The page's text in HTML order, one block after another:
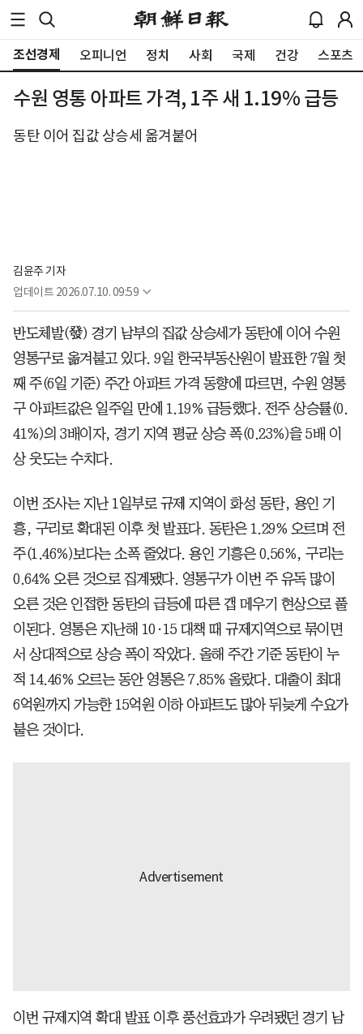
조선경제 오피니언 정치 사회 국제 건강 스포츠
수원 영통 아파트 가격, 1주 새 1.19% 급등
동탄 이어 집값 상승세 옮겨붙어
김윤주 기자
업데이트 2026.07.10. 09:59
반도체발(發) 경기 남부의 집값 상승세가 동탄에 이어 수원
영통구로 옮겨붙고 있다. 9일 한국부동산원이 발표한 7월 첫
째 주(6일 기준) 주간 아파트 가격 동향에 따르면, 수원 영통
구 아파트값은 일주일 만에 1.19% 급등했다. 전주 상승률(0.
41%)의 3배이자, 경기 지역 평균 상승 폭(0.23%)을 5배 이
상 웃도는 수치다.
이번 조사는 지난 1일부로 규제 지역이 화성 동탄, 용인 기
흥, 구리로 확대된 이후 첫 발표다. 동탄은 1.29% 오르며 전
주(1.46%)보다는 소폭 줄었다. 용인 기흥은 0.56%, 구리는
0.64% 오른 것으로 집계됐다. 영통구가 이번 주 유독 많이
오른 것은 인접한 동탄의 급등에 따른 갭 메우기 현상으로 풀
이된다. 영통은 지난해 10·15 대책 때 규제지역으로 묶이면
서 상대적으로 상승 폭이 작았다. 올해 주간 기준 동탄이 누
적 14.46% 오르는 동안 영통은 7.85% 올랐다. 대출이 최대
6억원까지 가능한 15억원 이하 아파트도 많아 뒤늦게 수요가
붙은 것이다.
이번 규제지역 확대 발표 이후 풍선효과가 우려됐던 경기 남